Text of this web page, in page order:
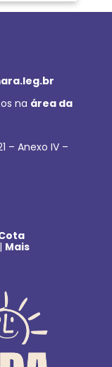
na área da
– Anexo IV –
| Mais